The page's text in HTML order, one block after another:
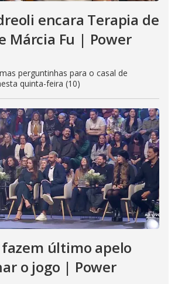
encara Terapia de
Márcia Fu | Power
perguntinhas para o casal de
quinta-feira (10)
último apelo
o jogo | Power